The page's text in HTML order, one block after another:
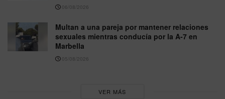
06/08/2026
Multan a una pareja por mantener relaciones
sexuales mientras conducía por la A-7 en
Marbella
05/08/2026
VER MÁS